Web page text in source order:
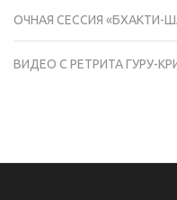
ОЧНАЯ СЕССИЯ «БХАКТИ-
ВИДЕО С РЕТРИТА ГУРУ-